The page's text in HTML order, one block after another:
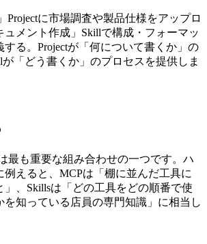
Projectに市場調査や製品仕様をアップロ
ュメント作成」Skillで構成・フォーマッ
する。Projectが「何について書くか」の
「どう書くか」のプロセスを提供しま
最も重要な組み合わせの一つです。ハ
例えると、MCPは「棚に並んだ工具に
」、Skillsは「どの工具をどの順番で使
を知っている店員の専門知識」に相当し